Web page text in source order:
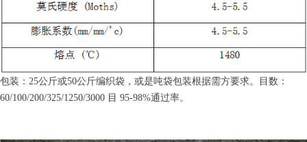
包装：25公斤或50公斤编织袋，或是吨袋包装根据需方要求。目数：
60/100/200/325/1250/3000 目 95-98%通过率。